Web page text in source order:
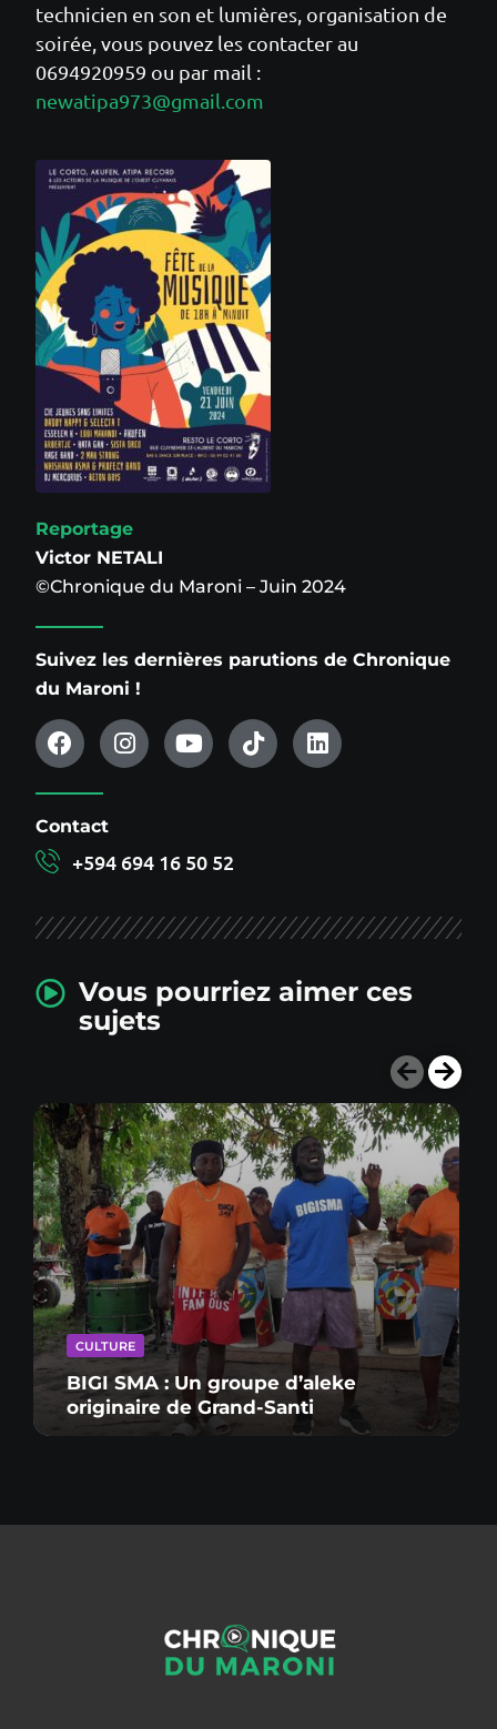
technicien en son et lumières, organisation de
soirée, vous pouvez les contacter au
0694920959 ou par mail :
newatipa973@gmail.com
Reportage
Victor NETALI
©Chronique du Maroni – Juin 2024
Suivez les dernières parutions de Chronique
du Maroni !
Contact
+594 694 16 50 52
Vous pourriez aimer ces
sujets
CULTURE
BIGI SMA : Un groupe d’aleke
originaire de Grand-Santi